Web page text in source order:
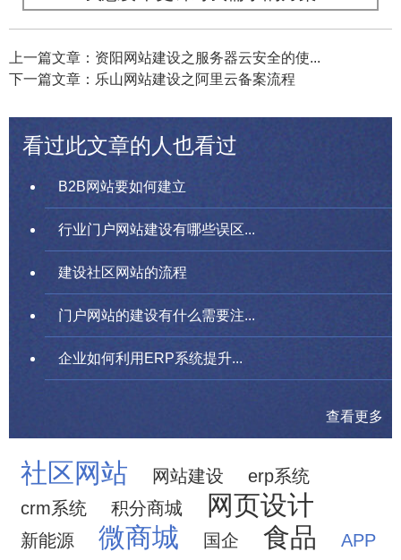
上一篇文章：资阳网站建设之服务器云安全的使...
下一篇文章：乐山网站建设之阿里云备案流程
看过此文章的人也看过
B2B网站要如何建立
行业门户网站建设有哪些误区...
建设社区网站的流程
门户网站的建设有什么需要注...
企业如何利用ERP系统提升...
查看更多
社区网站 网站建设
erp系统
crm系统
积分商城 网页设计
新能源 微商城 国企 食品 APP